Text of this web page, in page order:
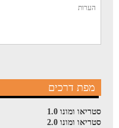
מפת דרכים
סטריאו ומונו 1.0
סטריאו ומונו 2.0